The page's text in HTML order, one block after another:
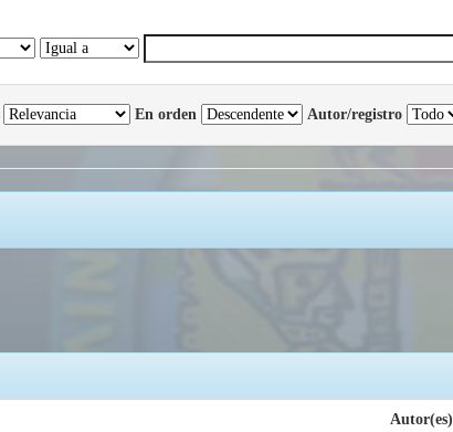
En orden Autor/registro
Autor(es)